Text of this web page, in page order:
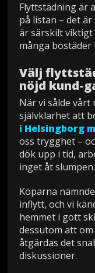
Flyttstädning är
på listan – det är
är särskilt viktigt
många bostäder
Välj
nöjd kund-
När vi sålde vårt
självklarhet att
i Helsingborg
oss trygghet –
dök upp i tid,
inget åt slumpen.
Köparna
inflytt, och vi
hemmet i gott
dessutom att
åtgärdas det
diskussioner.